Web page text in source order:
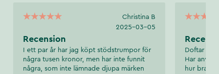
Christina B
2025-03-05
Recension
I ett par år har jag köpt stödstrumpor för
några tusen kronor, men har inte funnit
några, som inte lämnade djupa märken
Doftar
Har
hur bra